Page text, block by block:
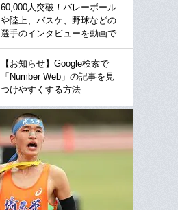
60,000人突破！バレーボール
や陸上、バスケ、野球などの
選手のインタビューを動画で
【お知らせ】Google検索で
「Number Web」の記事を見
つけやすくする方法